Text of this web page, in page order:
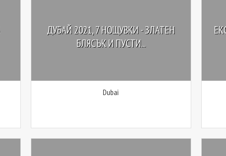
ДУБАЙ 2021, 7 НОЩУВКИ - ЗЛАТЕН
БЛЯСЪК И ПУСТИ...
Dubai